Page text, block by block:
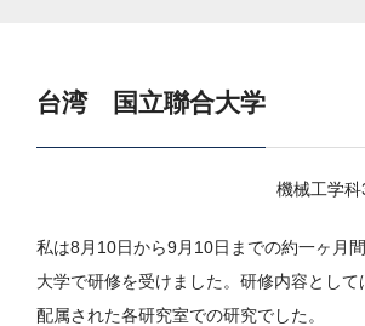
台湾 国立聯合大学
機械工学
私は8月10日から9月10日までの約一ヶ月
大学で研修を受けました。研修内容とし
配属された各研究室での研究でした。